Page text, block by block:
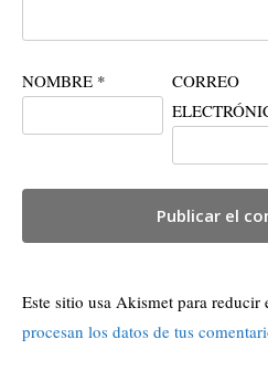
NOMBRE *
CORREO
Este sitio usa Akismet para reducir
procesan los datos de tus